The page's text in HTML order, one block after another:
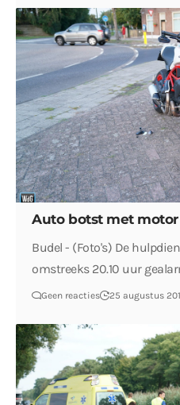
Auto botst met
Budel - (Foto's) De
omstreeks 20.10 uur
Geen reacties 25 augustus